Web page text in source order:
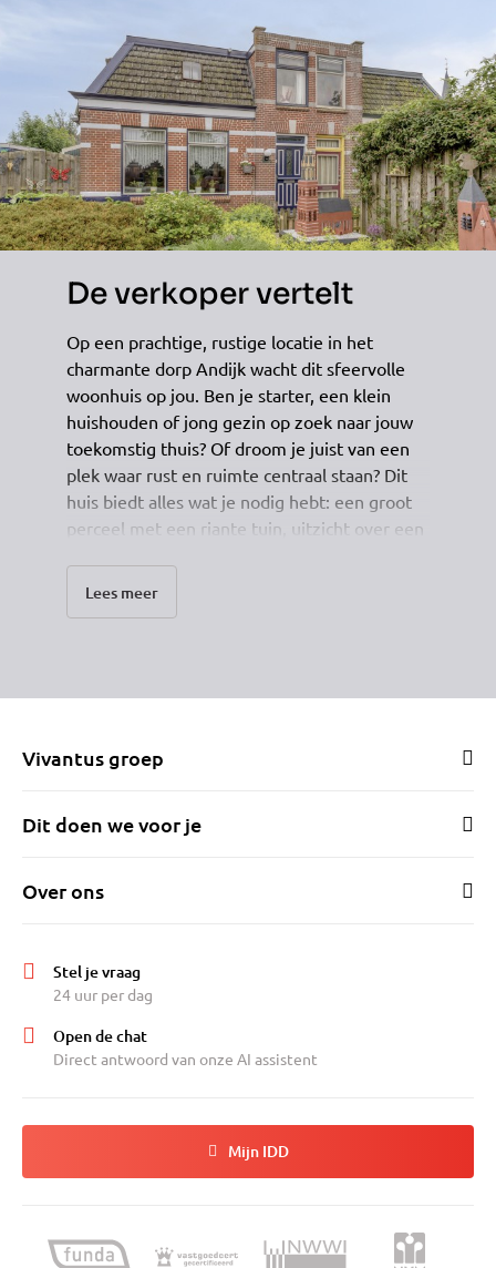
De verkoper vertelt
Op een prachtige, rustige locatie in het
charmante dorp Andijk wacht dit sfeervolle
woonhuis op jou. Ben je starter, een klein
huishouden of jong gezin op zoek naar jouw
toekomstig thuis? Of droom je juist van een
plek waar rust en ruimte centraal staan? Dit
huis biedt alles wat je nodig hebt: een groot
perceel met een riante tuin, uitzicht over een
Lees meer
Vivantus groep
Dit doen we voor je
Over ons
Stel je vraag
24 uur per dag
Open de chat
Direct antwoord van onze AI assistent
Mijn IDD